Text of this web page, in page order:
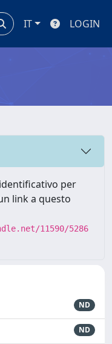
IT LOGIN
per
link a questo
11590/5286
ND
ND